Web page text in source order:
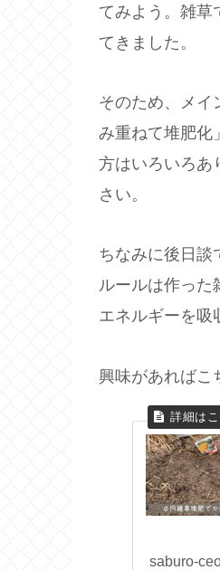
てみよう。雑草
てきました。
そのため、メイ
み重ねて堆肥化
方はいろいろあ
さい。
ちなみに後日談
ルールは作った
エネルギーを吸
興味があればこ
saburo-